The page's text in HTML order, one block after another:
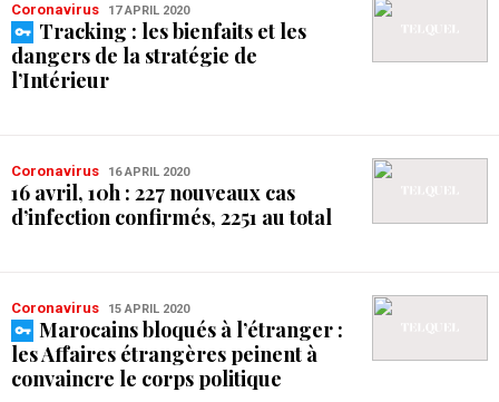
Coronavirus 17 APRIL 2020
Tracking : les bienfaits et les
dangers de la stratégie de
l’Intérieur
Coronavirus 16 APRIL 2020
16 avril, 10h : 227 nouveaux cas
d’infection confirmés, 2251 au total
Coronavirus 15 APRIL 2020
Marocains bloqués à l’étranger :
les Affaires étrangères peinent à
convaincre le corps politique